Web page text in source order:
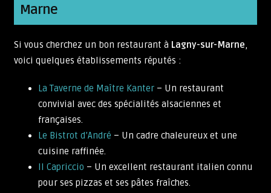
Marne
Si vous cherchez un bon restaurant à Lagny-sur-Marne,
voici quelques établissements réputés :
La Taverne de Maître Kanter – Un restaurant
convivial avec des spécialités alsaciennes et
françaises.
Le Bistrot d’André – Un cadre chaleureux et une
cuisine raffinée.
Il Capriccio – Un excellent restaurant italien connu
pour ses pizzas et ses pâtes fraîches.